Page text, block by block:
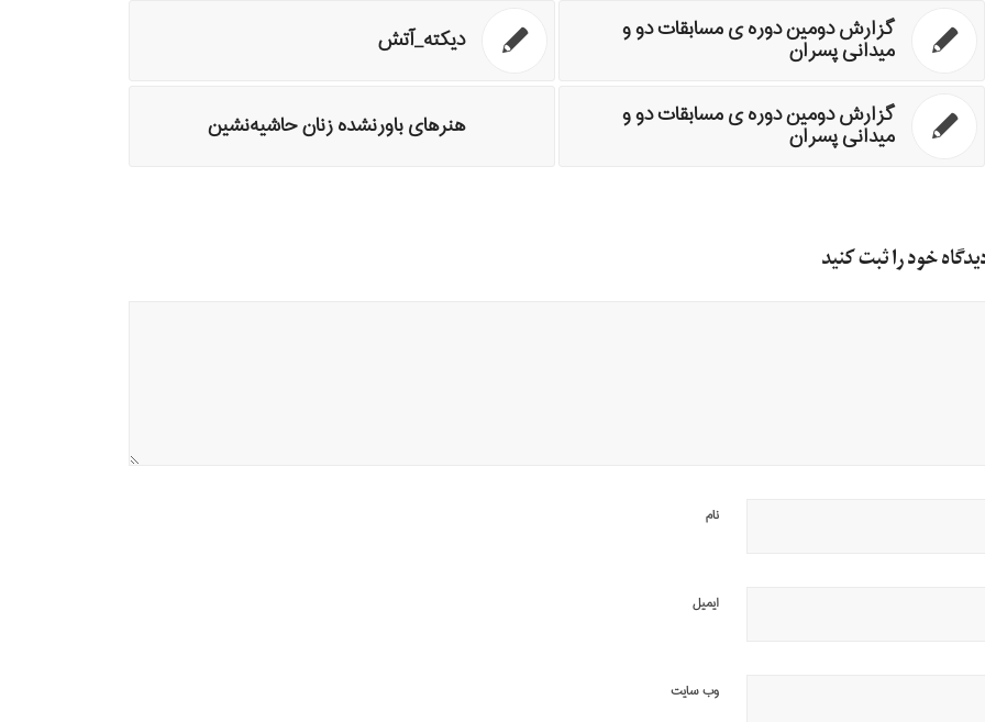
دیکته_آتش گزارش دومین دوره ی مسابقات دو و
میدانی پسران
هنرهای باورنشده زنان حاشيه‌نشين گزارش دومین دوره ی مسابقات دو و
میدانی پسران
خود را ثبت کنید
نام
ایمیل
وب‌ سایت